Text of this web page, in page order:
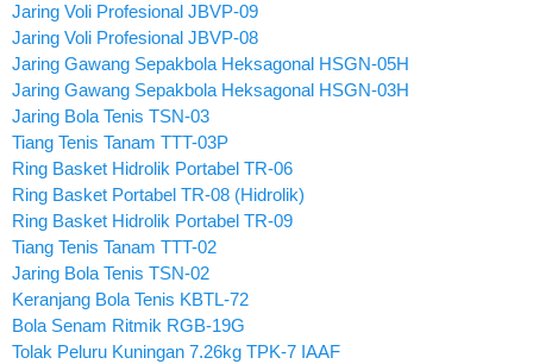
Jaring Voli Profesional JBVP-09
Jaring Voli Profesional JBVP-08
Jaring Gawang Sepakbola Heksagonal HSGN-05H
Jaring Gawang Sepakbola Heksagonal HSGN-03H
Jaring Bola Tenis TSN-03
Tiang Tenis Tanam TTT-03P
Ring Basket Hidrolik Portabel TR-06
Ring Basket Portabel TR-08 (Hidrolik)
Ring Basket Hidrolik Portabel TR-09
Tiang Tenis Tanam TTT-02
Jaring Bola Tenis TSN-02
Keranjang Bola Tenis KBTL-72
Bola Senam Ritmik RGB-19G
Tolak Peluru Kuningan 7.26kg TPK-7 IAAF